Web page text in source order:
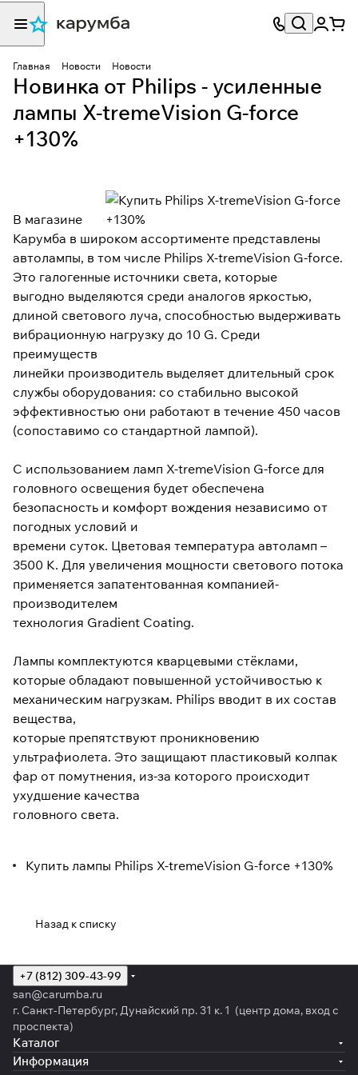
Главная Новости Новости
Новинка от Philips - усиленные
лампы X-tremeVision G-force
+130%
В магазине
Карумба в широком ассортименте представлены
автолампы, в том числе Philips X-tremeVision G-force.
Это галогенные источники света, которые
выгодно выделяются среди аналогов яркостью,
длиной светового луча, способностью выдерживать
вибрационную нагрузку до 10 G. Среди
преимуществ
линейки производитель выделяет длительный срок
службы оборудования: со стабильно высокой
эффективностью они работают в течение 450 часов
(сопоставимо со стандартной лампой).
С использованием ламп X-tremeVision G-force для
головного освещения будет обеспечена
безопасность и комфорт вождения независимо от
погодных условий и
времени суток. Цветовая температура автоламп –
3500 К. Для увеличения мощности светового потока
применяется запатентованная компанией-
производителем
технология Gradient Coating.
Лампы комплектуются кварцевыми стёклами,
которые обладают повышенной устойчивостью к
механическим нагрузкам. Philips вводит в их состав
вещества,
которые препятствуют проникновению
ультрафиолета. Это защищают пластиковый колпак
фар от помутнения, из-за которого происходит
ухудшение качества
головного света.
Купить лампы Philips X-tremeVision G-force +130%
Назад к списку
+7 (812) 309-43-99
san@carumba.ru
г. Санкт-Петербург, Дунайский пр. 31 к. 1 (центр дома, вход с
проспекта)
Каталог
Информация